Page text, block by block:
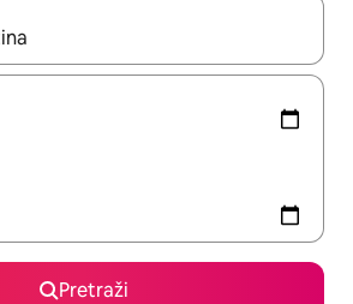
rezultati, moći ćete ih pregledati
Pretraži